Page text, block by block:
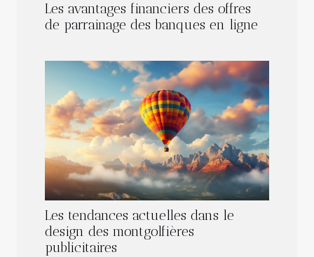
Les avantages financiers des offres
de parrainage des banques en ligne
Les tendances actuelles dans le
design des montgolfières
publicitaires